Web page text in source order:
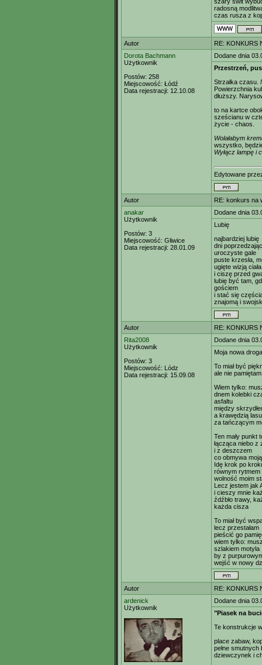
radosną
czas rusza z
Autor
RE: KONKURS
Dorota Bachmann
Użytkownik
Postów: 258
Miejscowość: Łódź
Data rejestracji: 12.10.08
Dodane dnia
Przestrzeń,
Strzałka czasu.
Powierzchnia
dłuższy.
to na kartce
sześcianu w
życie - chaos.
Wolałabym
wszystko,
Wyłącz lampę i
Edytowane
Autor
RE: konkurs na
anakar
Użytkownik
Postów: 3
Miejscowość: Gliwice
Data rejestracji: 28.01.09
Dodane dnia
Lubię
najbardziej lubię
dni
uroczyste gale
puste krzesła,
ugięte wizją ciała
i ciszę przed
lubię być tam,
gościem
i stać się
znajomą i
Autor
RE: KONKURS
Rita2008
Użytkownik
Postów: 3
Miejscowość: Lódz
Data rejestracji: 15.09.08
Dodane dnia
Moja nowa droga
To miał być
ale nie
Wiem tylko:
dnem kolebki
asfaltu
między
a krawędzią lasu
za tańczącym
Ten mały punkt
łącząca niebo z
i z deszczem
co obmywa
Idę krok po
równym rytmem
wolność moim
Lecz jestem jak
i cieszy mnie
źdźbło trawy,
każda cisza
To miał być
lecz przestałam
pieścić go
wiem tylko:
szlakiem motyla
by z
wejść w nowy
Autor
RE: KONKURS
ardenick
Użytkownik
Dodane dnia
"Piasek na
Te konstrukcje
place zabaw,
pełne
dziewczynek i